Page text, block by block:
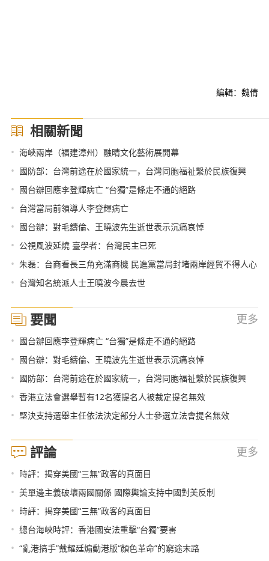
編輯：魏倩
相關新聞
• 海峽兩岸（福建漳州）融晴文化藝術展開幕
• 國防部：台灣前途在於國家統一，台灣同胞福祉繫於民族復興
• 國台辦回應李登輝病亡 “台獨”是條走不通的絕路
• 台灣當局前領導人李登輝病亡
• 國台辦：對毛鑄倫、王曉波先生逝世表示沉痛哀悼
• 公視風波延燒 臺學者：台灣民主已死
• 朱磊：台商看長三角充滿商機 民進黨當局封堵兩岸經貿不得人心
• 台灣知名統派人士王曉波今晨去世
要聞 更多
• 國台辦回應李登輝病亡 “台獨”是條走不通的絕路
• 國台辦：對毛鑄倫、王曉波先生逝世表示沉痛哀悼
• 國防部：台灣前途在於國家統一，台灣同胞福祉繫於民族復興
• 香港立法會選舉暫有12名獲提名人被裁定提名無效
• 堅決支持選舉主任依法決定部分人士參選立法會提名無效
評論 更多
• 時評：揭穿美國“三無”政客的真面目
• 美單邊主義破壞兩國關係 國際輿論支持中國對美反制
• 時評：揭穿美國“三無”政客的真面目
• 總台海峽時評：香港國安法重擊“台獨”要害
• “亂港搞手”戴耀廷煽動港版“顏色革命”的窮途末路